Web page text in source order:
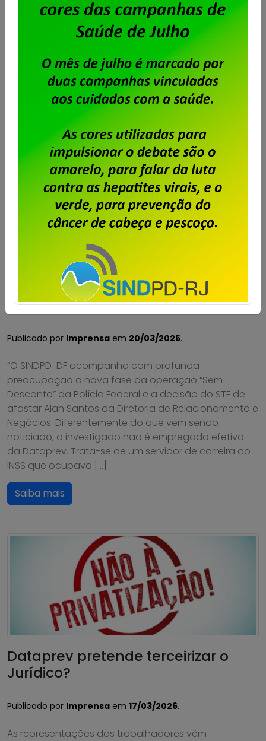
de trabalhar num local extremamente perigoso. Não
há como considerar essa decisão da empresa
apenas pelo ângulo financeiro. Além da questão
Saiba mais
Operação Sem Desconto. Nota do
Sindpd-DF
Publicado por Imprensa em 20/03/2026.
“O SINDPD-DF acompanha com profunda
preocupação a nova fase da operação “Sem
Desconto” da Polícia Federal e a decisão do STF de
afastar Alan Santos da Diretoria de Relacionamento e
Negócios. Diferentemente do que vem sendo
noticiado, o investigado não é empregado efetivo
da Dataprev. Trata-se de um servidor de carreira do
INSS que ocupava […]
Saiba mais
Dataprev pretende terceirizar o
Jurídico?
Publicado por Imprensa em 17/03/2026.
As representações dos trabalhadores vêm